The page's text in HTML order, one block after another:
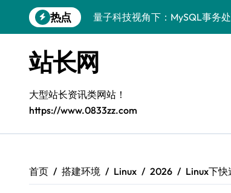
到
热点
量子科技视角下：MySQL事务
技术赋能站长：MySQL事务控
MySQL技术精要：后端事务掌
全栈视角：MySQL事务处理与
VR开发进阶：MySQL事务控制
MySQL事务精控+安全优化实
站长网
大型站长资讯类网站！
https://www.0833zz.com
首页 搭建环境 Linux 2026 Linux下